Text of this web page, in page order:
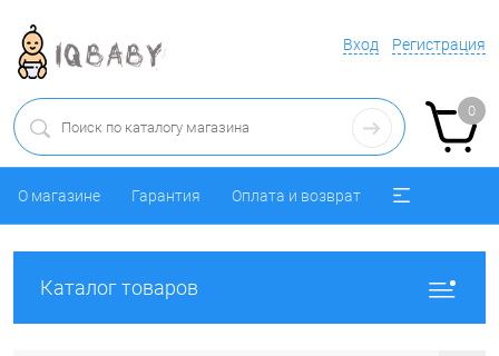
Вход Регистрация
0
О магазине Гарантия Оплата и возврат
Каталог товаров